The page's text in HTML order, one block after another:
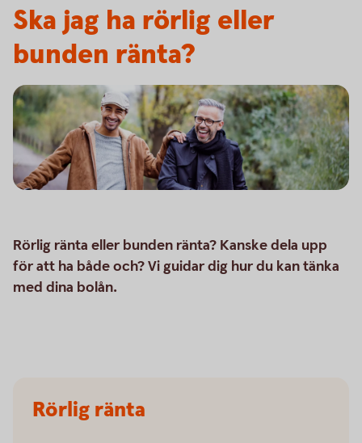
Ska jag ha rörlig eller
bunden ränta?
Rörlig ränta eller bunden ränta? Kanske dela upp
för att ha både och? Vi guidar dig hur du kan tänka
med dina bolån.
Rörlig ränta